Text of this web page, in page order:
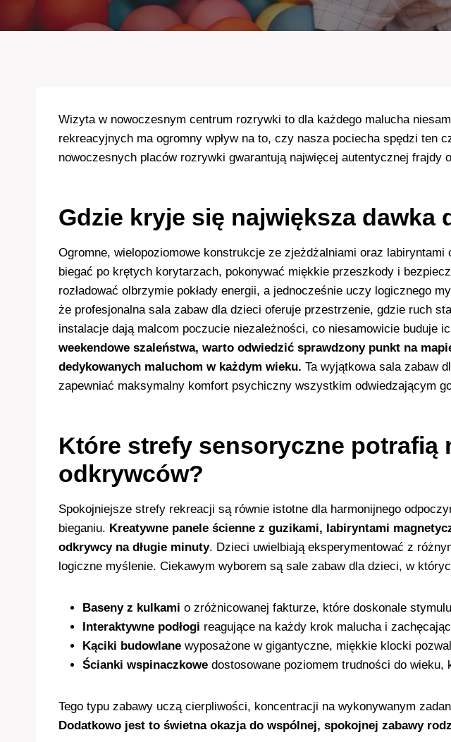
Wizyta w nowoczesnym centrum rozrywki to dla każdego malucha
rekreacyjnych ma ogromny wpływ na to, czy nasza pociecha spędzi
nowoczesnych placów rozrywki gwarantują najwięcej autentycznej frajdy
Gdzie kryje się największa
Ogromne, wielopoziomowe konstrukcje ze zjeżdżalniami oraz
biegać po krętych korytarzach, pokonywać miękkie przeszkody i
rozładować olbrzymie pokłady energii, a jednocześnie uczy logicznego
że profesjonalna sala zabaw dla dzieci oferuje przestrzenie, gdzie ruch
instalacje dają malcom poczucie niezależności, co niesamowicie buduje
weekendowe szaleństwa, warto odwiedzić sprawdzony punkt na
dedykowanych maluchom w każdym wieku. Ta wyjątkowa sala zabaw
zapewniać maksymalny komfort psychiczny wszystkim odwiedzającym
Które strefy sensoryczne potrafią
odkrywców?
Spokojniejsze strefy rekreacji są równie istotne dla harmonijnego
bieganiu. Kreatywne panele ścienne z guzikami, labiryntami
odkrywcy na długie minuty. Dzieci uwielbiają eksperymentować z
logiczne myślenie. Ciekawym wyborem są sale zabaw dla dzieci, w
Baseny z kulkami o zróżnicowanej fakturze, które doskonale
Interaktywne podłogi reagujące na każdy krok malucha i
Kąciki budowlane wyposażone w gigantyczne, miękkie klocki
Ścianki wspinaczkowe dostosowane poziomem trudności do
Tego typu zabawy uczą cierpliwości, koncentracji na wykonywanym
Dodatkowo jest to świetna okazja do wspólnej, spokojnej zabawy